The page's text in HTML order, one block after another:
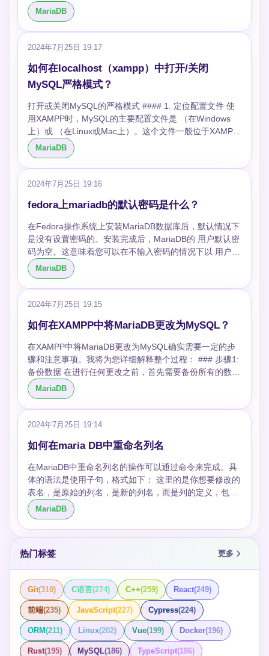
为一个36字符的字符串（包括4个短划线）。这样可以节
省空间并优化索引效率。但是，在需要展示或处理这些
UUID时，我们可能希望将其格式化为标准的36字符字符
串形式。 ### 格式化二进制 UUID 为了将二进制格式的
数，具体取决于你的数据库版本和配置。以下是在MySQL
或MariaDB中常见的几种方法： #### 1. 使用 MySQL
格式的UUID转换为字符串格式。 **示例：** 这将把中的二
进制UUID转换为标准的UUID字符串格式。 #### 2. 使用
和字符串函数 对于老版本的数据库或更复杂的格式需求，
可以使用函数将二进制数据转换为十六进制字符串，然后
通过字符串函数进行格式化。 **示例：** 这个方法通过先
将二进制数据转换成一个长的十六进制字符串，然后通过
和函数将其拆分并插入短横线来构建标准的UUID格式。
合适的方法（如）来正确地转换和存储UUID。 - 考虑到性
能因素，如果需要频繁地在应用层面格式化UUID，可能更
高效地在应用代码中处理而不是在数据库查询中处理。 通
过上述方法，你可以根据具体的数据库版本和需求，选择
合适的方式来格式化存储在二进制列中的UUID。
MariaDB
2024年7月25日 19:17
如何在localhost（xampp）中打开/关闭
MySQL严格模式？
打开或关闭MySQL的严格模式 #### 1. 定位配置文件 使
用XAMPP时，MySQL的主要配置文件是 （在Windows
上）或 （在Linux或Mac上）。这个文件一般位于XAMPP
的安装目录下的 文件夹内。 #### 2. 修改配置 首先，您
需要打开这个配置文件。可以使用任何文本编辑器打开
它，比如Notepad++或者VS Code。 #### 3. 查找严格模
式设置 在 或 文件中，找到 部分，然后查找 。这个设置项
或 来开启。 - **开启严格模式**：确保 包含 或 。例如： -
重启MySQL 修改完配置文件后，保存并关闭编辑器。然
后，需要重启MySQL服务以使更改生效。在XAMPP控制
面板中，可以先停止然后再启动MySQL服务。 #### 5. 验
证更改 为了确认更改已正确应用，可以通过运行SQL查询
个开发团队发现他们的应用在开发环境中因为MySQL的严
格模式而频繁出错，他们可能需要在本地开发环境中关闭
严格模式，以便更容易地调试和开发。通过上述步骤，他
们可以快速地实现这一配置更改，从而确保开发进度不会
因为不必要的数据库严格性检查而受阻。 通过这种方式处
理数据库配置不仅展示了对数据库管理的技术掌握，也体
现了灵活调整开发环境以适应不同开发阶段需求的能力。
这对于保证项目顺利推进是非常关键的。
MariaDB
2024年7月25日 19:16
fedora上mariadb的默认密码是什么？
在Fedora操作系统上安装MariaDB数据库后，默认情况下
是没有设置密码的。安装完成后，MariaDB的 用户默认密
码为空。这意味着您可以在不输入密码的情况下以 用户身
份登录数据库。 为了保证安全，建议在安装完成后立即执
行安全安装脚本 。这个脚本会引导您设置 用户的密码，
以及执行其他一些安全相关的操作，比如删除匿名用户和
测试数据库，禁用远程 登录等。 例如，安装MariaDB
您输入 用户的密码，由于默认密码为空，您可以直接按回
置。
MariaDB
2024年7月25日 19:15
如何在XAMPP中将MariaDB更改为MySQL？
在XAMPP中将MariaDB更改为MySQL确实需要一定的步
骤和注意事项。我将为您详细解释整个过程： ### 步骤1:
备份数据 在进行任何更改之前，首先需要备份所有的数据
库。这可以通过phpMyAdmin或者使用命令行工具 来完
成。例如： ### 步骤2: 卸载MariaDB 1. **停止XAMPP服
务**：首先需要停止所有正在运行的XAMPP服务，特别是
Apache和MariaDB。 2. **卸载MariaDB**：在XAMPP的
一步可能需要手动删除MariaDB的文件夹。这通常位于
1. **下载MySQL**：从MySQL官方网站下载适用于您的操
作系统的MySQL版本。 2. **安装MySQL**：按照下载文
件中的指示进行安装。在安装过程中，选择与XAMPP相同
的安装路径或集成路径，通常是XAMPP的根目录。 3. **
端口号通常设为3306。 ### 步骤4: 恢复数据 使用之前导
出的SQL文件恢复数据。可以通过命令行来完成： ### 步
骤5: 修改配置 修改XAMPP的配置文件，确保所有的路径
及 和可能的 文件。 ### 步骤6: 重启XAMPP 重新启动
XAMPP服务，检查MySQL是否已经正确集成，可以通过
访问phpMyAdmin来验证数据库是否正常工作。 ### 示例
举个例子，我曾帮助一家公司将他们的开发环境从
MariaDB迁移到MySQL。过程中主要的挑战是确保所有现
有的应用程序和脚本都能在新的数据库环境中无缝运行。
MariaDB
2024年7月25日 19:14
如何在maria DB中重命名列名
在MariaDB中重命名列名的操作可以通过命令来完成。具
体的语法是使用子句，格式如下： 这里的是你想要修改的
表名，是原始的列名，是新的列名，而是列的定义，包括
数据类型和其他可能的属性。 ### 示例步骤： 假设我们
有一个名为的表，并且表中有一个列名为，我们想将其重
命名为。列的数据类型为。下面是具体的操作： 1. 首先，
2. 基于查到的信息，我们执行重命名列的操作。假设列的
数据类型为，那么命令如下： 3. 最后，我们可以再次使用
命令来验证列名是否已成功更改： 通过这些步骤，我们就
可以在MariaDB中安全地重命名列名，同时保持列的数据
类型和属性不变。这种操作在数据库重构或者数据标准化
过程中非常常见。
MariaDB
热门标签 更多
Git(310) C语言(274) C++(259) React(249)
前端(235) JavaScript(227) Cypress(224)
ORM(211) Linux(202) Vue(199) Docker(196)
Rust(195) MySQL(186) TypeScript(186)